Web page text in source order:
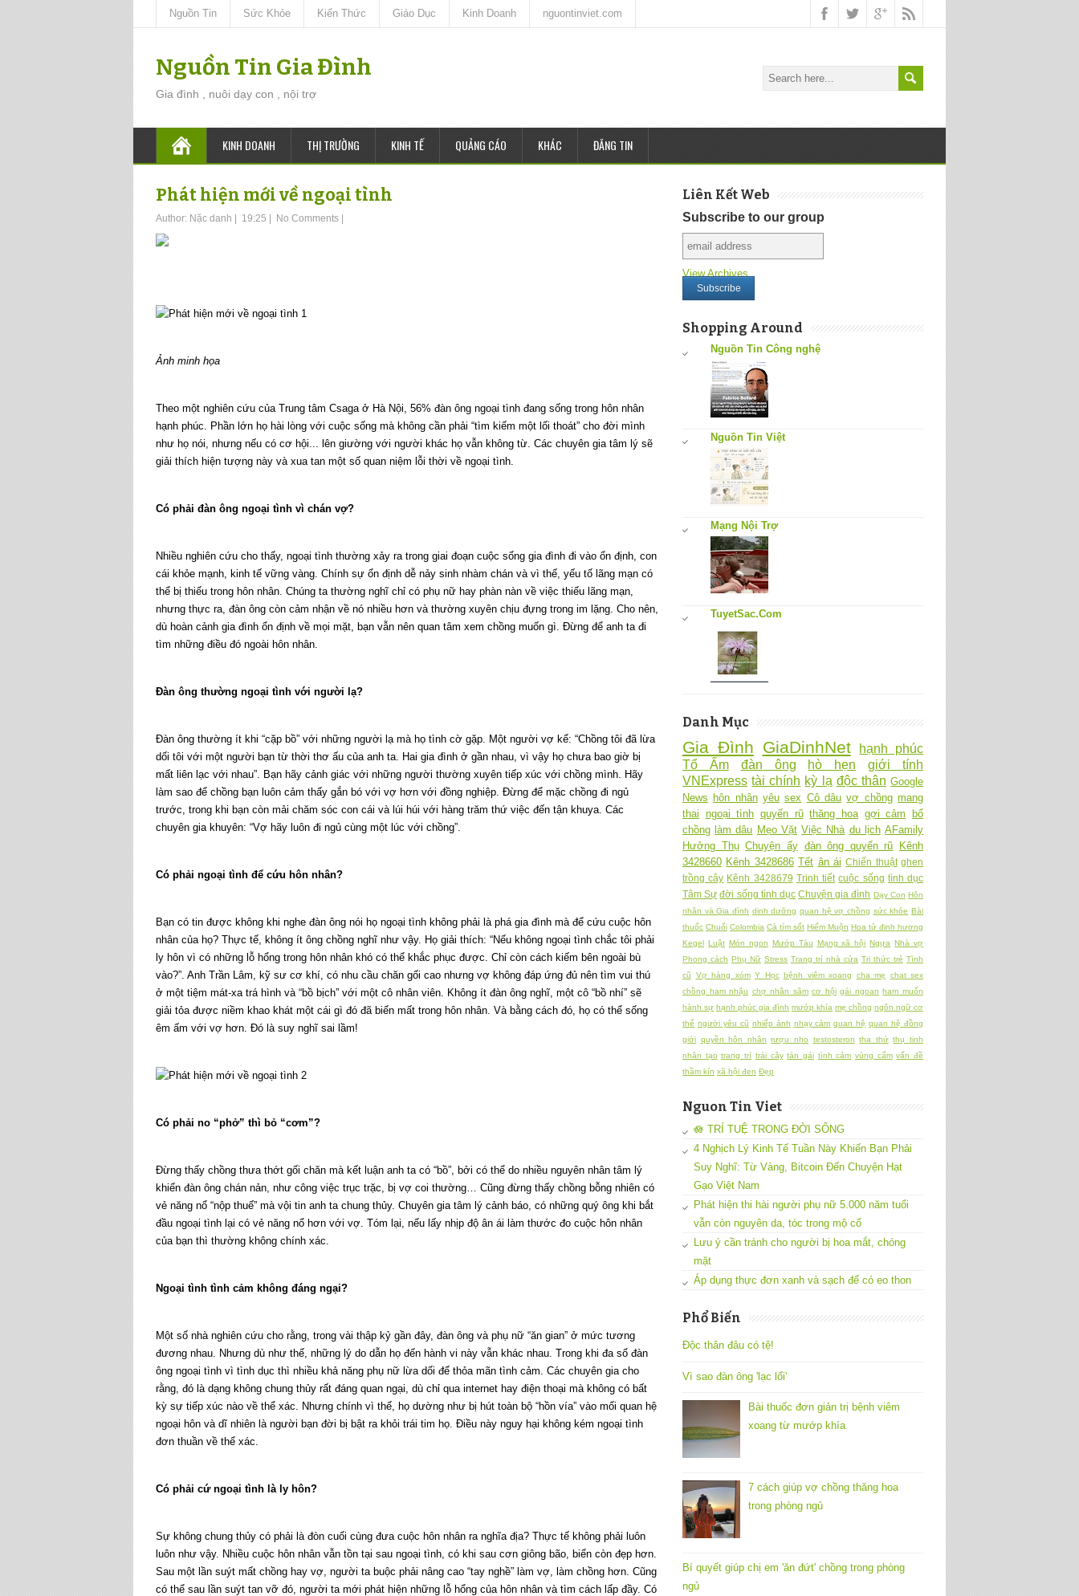
Nguồn Tin Sức Khỏe Kiến Thức Giáo Dục Kinh Doanh nguontinviet.com
Nguồn Tin Gia Đình
Gia đình , nuôi dạy con , nội trợ
KINH DOANH THỊ TRƯỜNG KINH TẾ QUẢNG CÁO KHÁC ĐĂNG TIN
Phát hiện mới về ngoại tình
Author: Nặc danh 19:25 No Comments
Ảnh minh họa
Theo một nghiên cứu của Trung tâm Csaga ở Hà Nội, 56% đàn ông ngoại tình đang sống trong hôn nhân
hạnh phúc. Phần lớn họ hài lòng với cuộc sống mà không cần phải “tìm kiếm một lối thoát” cho đời mình
như họ nói, nhưng nếu có cơ hội... lên giường với người khác họ vẫn không từ. Các chuyên gia tâm lý sẽ
giải thích hiện tượng này và xua tan một số quan niệm lỗi thời về ngoại tình.
Có phải đàn ông ngoại tình vì chán vợ?
Nhiều nghiên cứu cho thấy, ngoại tình thường xảy ra trong giai đoạn cuộc sống gia đình đi vào ổn định, con
cái khỏe mạnh, kinh tế vững vàng. Chính sự ổn định dễ nảy sinh nhàm chán và vì thế, yếu tố lãng mạn có
thể bị thiếu trong hôn nhân. Chúng ta thường nghĩ chỉ có phụ nữ hay phàn nàn về việc thiếu lãng mạn,
nhưng thực ra, đàn ông còn cảm nhận về nó nhiều hơn và thường xuyên chịu đựng trong im lặng. Cho nên,
dù hoàn cảnh gia đình ổn định về mọi mặt, bạn vẫn nên quan tâm xem chồng muốn gì. Đừng để anh ta đi
tìm những điều đó ngoài hôn nhân.
Đàn ông thường ngoại tình với người lạ?
Đàn ông thường ít khi “cặp bồ” với những người lạ mà họ tình cờ gặp. Một người vợ kể: “Chồng tôi đã lừa
dối tôi với một người bạn từ thời thơ ấu của anh ta. Hai gia đình ở gần nhau, vì vậy họ chưa bao giờ bị
mất liên lạc với nhau”. Bạn hãy cảnh giác với những người thường xuyên tiếp xúc với chồng mình. Hãy
làm sao để chồng bạn luôn cảm thấy gắn bó với vợ hơn với đồng nghiệp. Đừng để mặc chồng đi ngủ
trước, trong khi bạn còn mải chăm sóc con cái và lúi húi với hàng trăm thứ việc đến tận khuya. Các
chuyên gia khuyên: “Vợ hãy luôn đi ngủ cùng một lúc với chồng”.
Có phải ngoại tình để cứu hôn nhân?
Bạn có tin được không khi nghe đàn ông nói họ ngoại tình không phải là phá gia đình mà để cứu cuộc hôn
nhân của họ? Thực tế, không ít ông chồng nghĩ như vậy. Họ giải thích: “Nếu không ngoại tình chắc tôi phải
ly hôn vì có những lỗ hổng trong hôn nhân khó có thể khắc phục được. Chỉ còn cách kiếm bên ngoài bù
vào?”. Anh Trần Lâm, kỹ sư cơ khí, có nhu cầu chăn gối cao nhưng vợ không đáp ứng đủ nên tìm vui thú
ở một tiệm mát-xa trá hình và “bồ bịch” với một cô nhân viên. Không ít đàn ông nghĩ, một cô “bồ nhí” sẽ
giải tỏa được niềm khao khát một cái gì đó đã biến mất trong hôn nhân. Và bằng cách đó, họ có thể sống
êm ấm với vợ hơn. Đó là suy nghĩ sai lầm!
Có phải no “phở” thì bỏ “cơm”?
Đừng thấy chồng thưa thớt gối chăn mà kết luận anh ta có “bồ”, bởi có thể do nhiều nguyên nhân tâm lý
khiến đàn ông chán nản, như công việc trục trặc, bị vợ coi thường… Cũng đừng thấy chồng bỗng nhiên có
vẻ năng nổ “nộp thuế” mà vội tin anh ta chung thủy. Chuyên gia tâm lý cảnh báo, có những quý ông khi bắt
đầu ngoại tình lại có vẻ năng nổ hơn với vợ. Tóm lại, nếu lấy nhịp độ ân ái làm thước đo cuộc hôn nhân
của bạn thì thường không chính xác.
Ngoại tình tình cảm không đáng ngại?
Một số nhà nghiên cứu cho rằng, trong vài thập kỷ gần đây, đàn ông và phụ nữ “ăn gian” ở mức tương
đương nhau. Nhưng dù như thế, những lý do dẫn họ đến hành vi này vẫn khác nhau. Trong khi đa số đàn
ông ngoại tình vì tình dục thì nhiều khả năng phụ nữ lừa dối để thỏa mãn tình cảm. Các chuyên gia cho
rằng, đó là dạng không chung thủy rất đáng quan ngại, dù chỉ qua internet hay điện thoại mà không có bất
kỳ sự tiếp xúc nào về thể xác. Nhưng chính vì thế, họ dường như bị hút toàn bộ “hồn vía” vào mối quan hệ
ngoại hôn và dĩ nhiên là người bạn đời bị bật ra khỏi trái tim họ. Điều này nguy hại không kém ngoại tình
đơn thuần về thể xác.
Có phải cứ ngoại tình là ly hôn?
Sự không chung thủy có phải là đòn cuối cùng đưa cuộc hôn nhân ra nghĩa địa? Thực tế không phải luôn
luôn như vậy. Nhiều cuộc hôn nhân vẫn tồn tại sau ngoại tình, có khi sau cơn giông bão, biển còn đẹp hơn.
Sau một lần suýt mất chồng hay vợ, người ta buộc phải nâng cao “tay nghề” làm vợ, làm chồng hơn. Cũng
có thể sau lần suýt tan vỡ đó, người ta mới phát hiện những lỗ hổng của hôn nhân và tìm cách lấp đầy. Có
Liên Kết Web
Subscribe to our group
View Archives
Shopping Around
Nguồn Tin Công nghệ
Nguồn Tin Việt
Mạng Nội Trợ
TuyetSac.Com
Danh Mục
Gia Đình GiaDinhNet
hạnh phúc
Tổ Ấm
đàn ông hò hẹn
giới tính
VNExpress tài chính kỳ lạ độc thân Google
News hôn nhân yêu sex Cô dâu vợ chồng mang
thai ngoại tình quyến rũ thăng hoa gợi cảm
bố
chồng làm dâu Mẹo Vặt Việc Nhà du lịch AFamily
Hưởng Thụ Chuyện ấy đàn ông quyến rũ
Kênh
3428660 Kênh 3428686 Tết ân ái Chiến thuật ghen
trồng cây Kênh 3428679 Trinh tiết cuộc sống tình dục
Tâm Sự đời sống tình dục Chuyện gia đình Dạy Con Hôn
nhân và Gia đình dinh dưỡng quan hệ vợ chồng sức khỏe Bài
thuốc Chuối Colombia Cà tím sốt Hiếm Muộn Hoa tử đinh hương
Kegel Luật Món ngon Mướp Tàu Mạng xã hội Ngựa Nhà vợ
Phong cách Phụ Nữ Stress Trang trí nhà cửa Tri thức trẻ Tình
cũ
Vợ hàng xóm Y Học bệnh viêm xoang cha mẹ
chat sex
chồng ham nhậu chợ nhân sâm cơ hội gái ngoan ham muốn
hành sự hạnh phúc gia đình mướp khía mẹ chồng ngôn ngữ cơ
thể người yêu cũ nhiếp ảnh nhạy cảm quan hệ quan hệ đồng
giới quyền hôn nhân rượu nho testosteron tha thứ thụ tinh
nhân tạo trang trí trái cây tán gái tình cảm vùng cấm vấn đề
thầm kín xã hội đen Đẹp
Nguon Tin Viet
🪷 TRÍ TUỆ TRONG ĐỜI SỐNG
4 Nghịch Lý Kinh Tế Tuần Này Khiến Bạn Phải
Suy Nghĩ: Từ Vàng, Bitcoin Đến Chuyện Hạt
Gạo Việt Nam
Phát hiện thi hài người phụ nữ 5.000 năm tuổi
vẫn còn nguyên da, tóc trong mộ cổ
Lưu ý cần tránh cho người bị hoa mắt, chóng
mặt
Áp dụng thực đơn xanh và sạch để có eo thon
Phổ Biến
Độc thân đâu có tệ!
Vì sao đàn ông 'lạc lối'
Bài thuốc đơn giản trị bệnh viêm
xoang từ mướp khía
7 cách giúp vợ chồng thăng hoa
trong phòng ngủ
Bí quyết giúp chị em 'ăn đứt' chồng trong phòng
ngủ